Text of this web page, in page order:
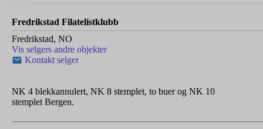
Fredrikstad Filatelistklubb
Fredrikstad, NO
Vis selgers andre objekter
Kontakt selger
NK 4 blekkannulert, NK 8 stemplet, to buer og NK 10
stemplet Bergen.